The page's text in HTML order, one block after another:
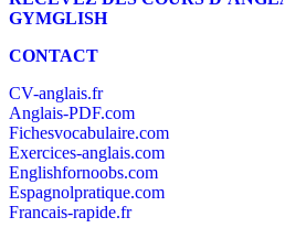
GYMGLISH
CONTACT
CV-anglais.fr
Anglais-PDF.com
Fichesvocabulaire.com
Exercices-anglais.com
Englishfornoobs.com
Espagnolpratique.com
Francais-rapide.fr